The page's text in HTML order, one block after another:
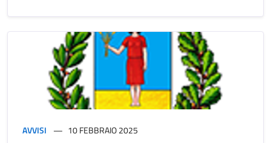
AVVISI 10 FEBBRAIO 2025